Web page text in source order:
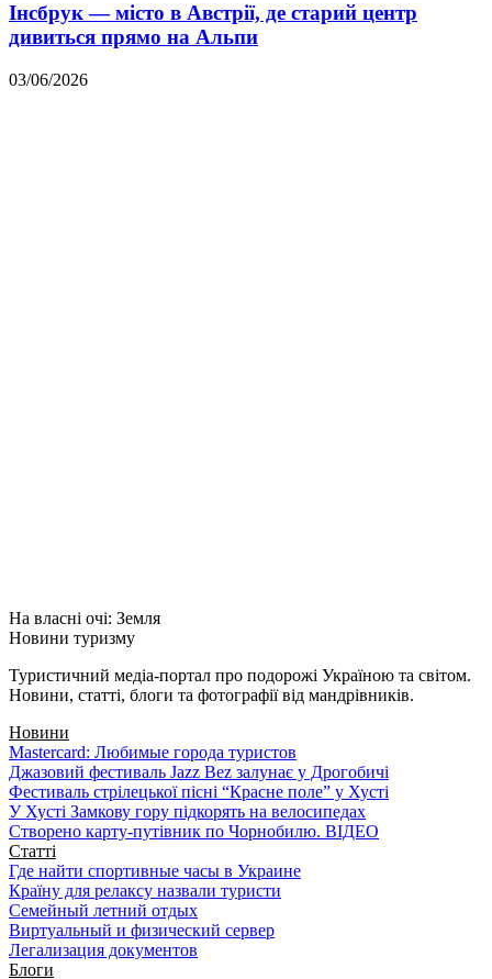
Інсбрук — місто в Австрії, де старий центр
дивиться прямо на Альпи
03/06/2026
На власні очі: Земля
Новини туризму
Туристичний медіа-портал про подорожі Україною та світом.
Новини, статті, блоги та фотографії від мандрівників.
Новини
Mastercard: Любимые города туристов
Джазовий фестиваль Jazz Bez залунає у Дрогобичі
Фестиваль стрілецької пісні “Красне поле” у Хусті
У Хусті Замкову гору підкорять на велосипедах
Створено карту-путівник по Чорнобилю. ВІДЕО
Статті
Где найти спортивные часы в Украине
Країну для релаксу назвали туристи
Семейный летний отдых
Виртуальный и физический сервер
Легализация документов
Блоги